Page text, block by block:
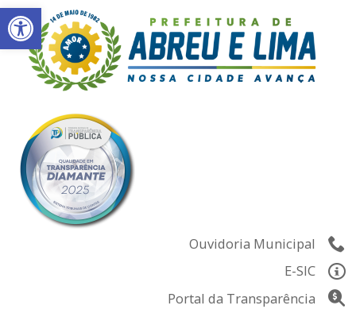
Abrir a barra de ferramentas
Skip
to
content
Ouvidoria Municipal
E-SIC
Portal da Transparência